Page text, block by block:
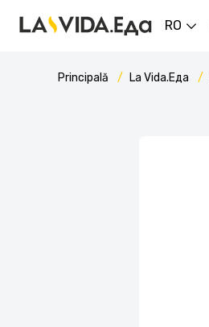
RO
Principală La Vida.Еда